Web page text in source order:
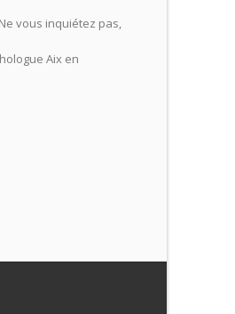
vous inquiétez pas,
Aix en